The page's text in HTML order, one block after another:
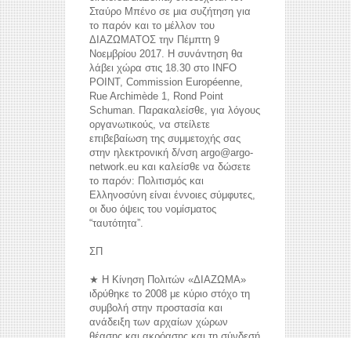
Σταύρο Μπένο σε μια συζήτηση για
το παρόν και το μέλλον του
ΔΙΑΖΩΜΑΤΟΣ την Πέμπτη 9
Νοεμβρίου 2017. Η συνάντηση θα
λάβει χώρα στις 18.30 στο INFO
POINT, Commission Européenne,
Rue Archimède 1, Rond Point
Schuman. Παρακαλείσθε, για λόγους
οργανωτικούς, να στείλετε
επιβεβαίωση της συμμετοχής σας
στην ηλεκτρονική δ/νση argo@argo-
network.eu και καλείσθε να δώσετε
το παρόν: Πολιτισμός και
Ελληνοσύνη είναι έννοιες σύμφυτες,
οι δυο όψεις του νομίσματος
“ταυτότητα”.
ΣΠ
★ Η Κίνηση Πολιτών «ΔΙΑΖΩΜΑ»
ιδρύθηκε το 2008 με κύριο στόχο τη
συμβολή στην προστασία και
ανάδειξη των αρχαίων χώρων